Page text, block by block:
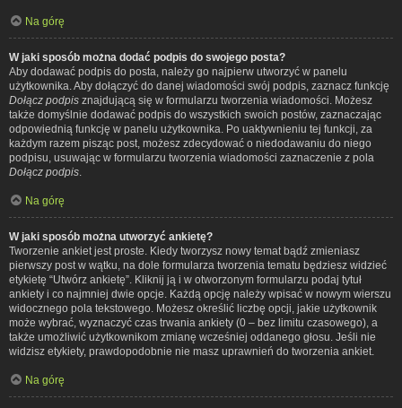
Na górę
W jaki sposób można dodać podpis do swojego posta?
Aby dodawać podpis do posta, należy go najpierw utworzyć w panelu
użytkownika. Aby dołączyć do danej wiadomości swój podpis, zaznacz funkcję
Dołącz podpis znajdującą się w formularzu tworzenia wiadomości. Możesz
także domyślnie dodawać podpis do wszystkich swoich postów, zaznaczając
odpowiednią funkcję w panelu użytkownika. Po uaktywnieniu tej funkcji, za
każdym razem pisząc post, możesz zdecydować o niedodawaniu do niego
podpisu, usuwając w formularzu tworzenia wiadomości zaznaczenie z pola
Dołącz podpis
Na górę
W jaki sposób można utworzyć ankietę?
Tworzenie ankiet jest proste. Kiedy tworzysz nowy temat bądź zmieniasz
pierwszy post w wątku, na dole formularza tworzenia tematu będziesz widzieć
etykietę “Utwórz ankietę”. Kliknij ją i w otworzonym formularzu podaj tytuł
ankiety i co najmniej dwie opcje. Każdą opcję należy wpisać w nowym wierszu
widocznego pola tekstowego. Możesz określić liczbę opcji, jakie użytkownik
może wybrać, wyznaczyć czas trwania ankiety (0 – bez limitu czasowego), a
także umożliwić użytkownikom zmianę wcześniej oddanego głosu. Jeśli nie
widzisz etykiety, prawdopodobnie nie masz uprawnień do tworzenia ankiet.
Na górę